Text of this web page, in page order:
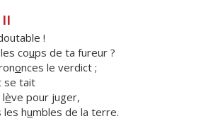
II
!
coups de ta fureur ?
onces le verdict ;
se tait
lève pour juger,
les humbles de la terre.